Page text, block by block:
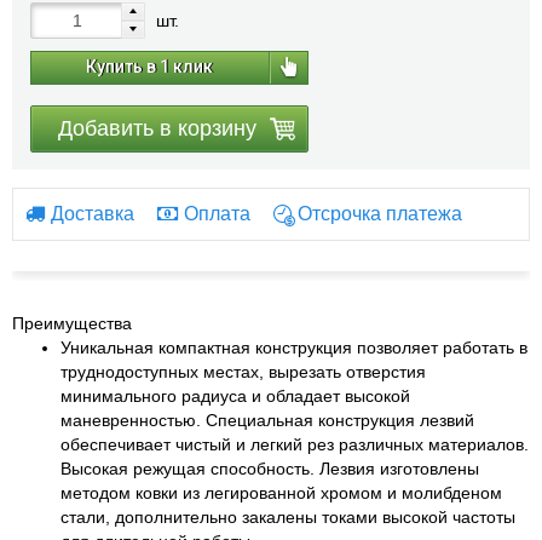
шт.
Купить в 1 клик
Добавить в корзину
Доставка Оплата Отсрочка платежа
Преимущества
Уникальная компактная конструкция позволяет работать в
труднодоступных местах, вырезать отверстия
минимального радиуса и обладает высокой
маневренностью. Специальная конструкция лезвий
обеспечивает чистый и легкий рез различных материалов.
Высокая режущая способность. Лезвия изготовлены
методом ковки из легированной хромом и молибденом
стали, дополнительно закалены токами высокой частоты